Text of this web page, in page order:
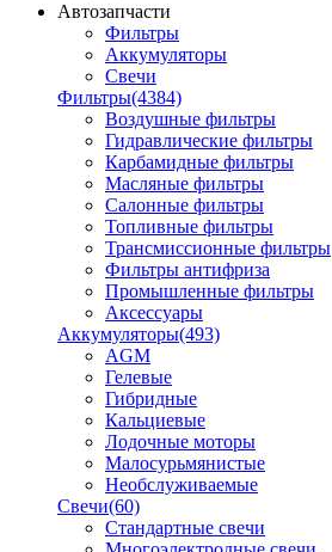
Автозапчасти
Фильтры
Аккумуляторы
Свечи
Фильтры(4384)
Воздушные фильтры
Гидравлические фильтры
Карбамидные фильтры
Масляные фильтры
Салонные фильтры
Топливные фильтры
Трансмиссионные фильтры
Фильтры антифриза
Промышленные фильтры
Аксессуары
Аккумуляторы(493)
AGM
Гелевые
Гибридные
Кальциевые
Лодочные моторы
Малосурьмянистые
Необслуживаемые
Свечи(60)
Стандартные свечи